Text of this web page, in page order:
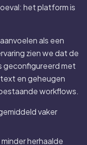
het platform is
als een
zien we dat de
geconfigureerd met
en geheugen
workflows.
vaker
herhaalde